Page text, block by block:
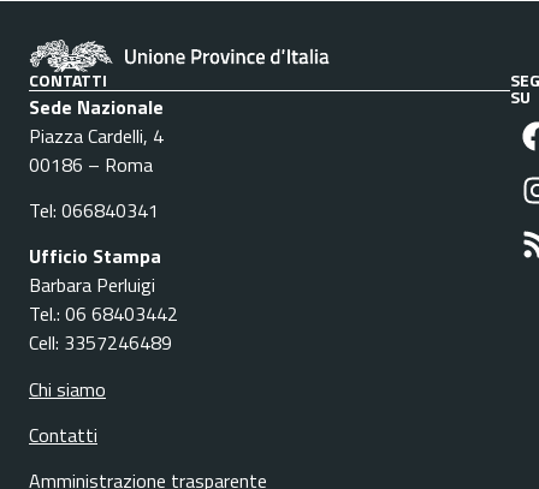
CONTATTI
Sede Nazionale
Piazza Cardelli, 4
00186 – Roma
Tel: 066840341
Ufficio Stampa
Barbara Perluigi
Tel.: 06 68403442
Cell: 3357246489
Chi siamo
Contatti
Amministrazione trasparente
SU